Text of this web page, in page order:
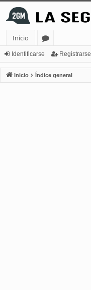
Inicio
or
os
Identificarse Registrarse
Inicio Índice general